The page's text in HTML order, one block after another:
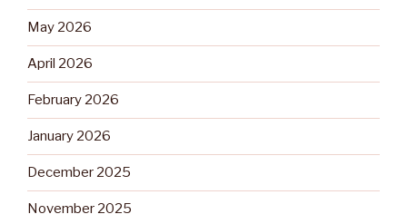
May 2026
April 2026
February 2026
January 2026
December 2025
November 2025